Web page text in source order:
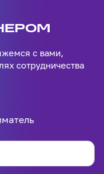
с вами,
сотрудничества